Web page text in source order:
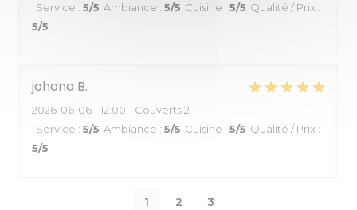
Service : 5/5 Ambiance : 5/5 Cuisine : 5/5 Qualité / Prix :
5/5
johana B
2026-06-06 - 12:00 - Couverts 2
Service : 5/5 Ambiance : 5/5 Cuisine : 5/5 Qualité / Prix :
5/5
1 2 3